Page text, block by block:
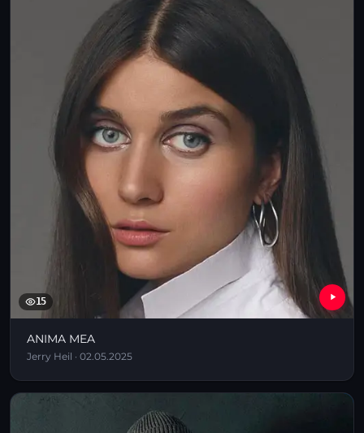
15
ANIMA MEA
Jerry Heil · 02.05.2025